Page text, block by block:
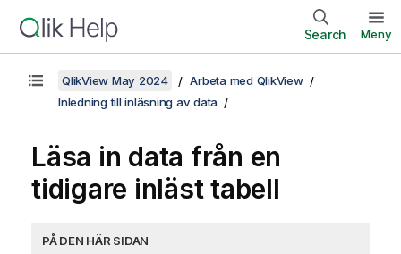
Search Meny
QlikView May 2024
Arbeta med QlikView
Inledning till inläsning av data
Läsa in data från en
tidigare inläst tabell
PÅ DEN HÄR SIDAN